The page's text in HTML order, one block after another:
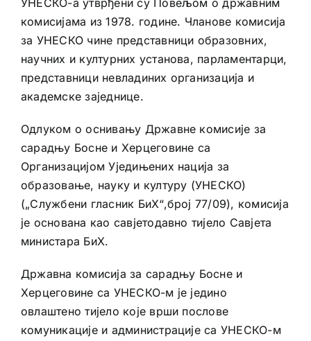
УНЕСКО-а утврђени су Повељом о државним
комисијама из 1978. године. Чланове комисија
за УНЕСКО чине представници образовних,
научних и културних установа, парламентарци,
представници невладиних организација и
академске заједнице.
Одлуком о оснивању Државне комисије за
сарадњу Босне и Херцеговине са
Организацијом Уједињених нација за
образовање, науку и културу (УНЕСКО)
(„Службени гласник БиХ“,број 77/09), комисија
је основана као савјетодавно тијело Савјета
министара БиХ.
Државна комисија за сарадњу Босне и
Херцеговине са УНЕСКО-м је једино
овлаштено тијело које врши послове
комуникације и администрације са УНЕСКО-м